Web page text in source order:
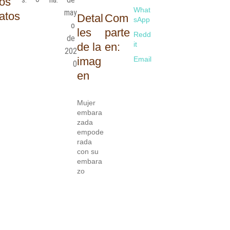
may
o
de
202
0
Detal
les
de la
imag
en
Mujer
embara
zada
empode
rada
con su
embara
zo
Com
parte
en:
What
sApp
Redd
it
Email